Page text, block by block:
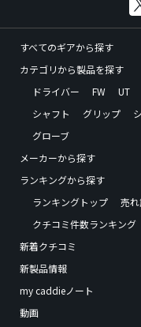
すべてのギアから探す
カテゴリから製品を探す
ドライバー
FW UT
シャフト
グリップ
グローブ
メーカーから探す
ランキングから探す
ランキングトップ
売
クチコミ件数ランキング
新着クチコミ
新製品情報
my caddieノート
動画